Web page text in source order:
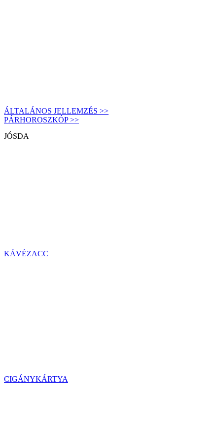
ÁLTALÁNOS JELLEMZÉS >>
PÁRHOROSZKÓP >>
JÓSDA
KÁVÉZACC
CIGÁNYKÁRTYA